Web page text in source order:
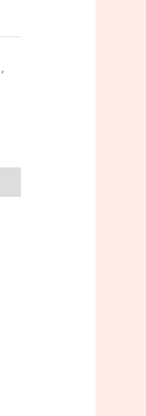
,